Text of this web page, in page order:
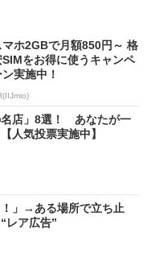
マホ2GBで月額850円～ 格
SIMをお得に使うキャンペ
ン実施中！
名店」8選！ あなたが一
人気投票実施中】
」→ある場所で立ち止
レア広告”